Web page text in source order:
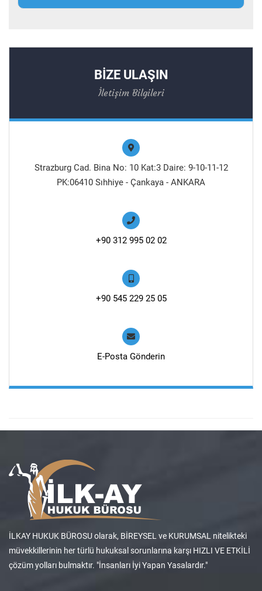
BİZE ULAŞIN
İletişim Bilgileri
Strazburg Cad. Bina No: 10 Kat:3 Daire: 9-10-11-12
PK:06410 Sıhhiye - Çankaya - ANKARA
+90 312 995 02 02
+90 545 229 25 05
E-Posta Gönderin
İLKAY HUKUK BÜROSU olarak, BİREYSEL ve KURUMSAL nitelikteki
müvekkillerinin her türlü hukuksal sorunlarına karşı HIZLI VE ETKİLİ
çözüm yolları bulmaktır. "İnsanları İyi Yapan Yasalardır."